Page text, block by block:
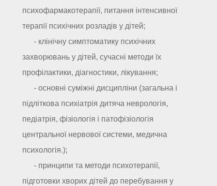
психофармакотерапії, питання інтенсивної
терапії психічних розладів у дітей;
- клінічну симптоматику психічних
захворювань у дітей, сучасні методи їх
профілактики, діагностики, лікування;
- основні суміжні дисципліни (загальна і
підліткова психіатрія дитяча неврологія,
педіатрія, фізіологія і патофізіологія
центральної нервової системи, медична
психологія.);
- принципи та методи психотерапії,
підготовки хворих дітей до перебування у